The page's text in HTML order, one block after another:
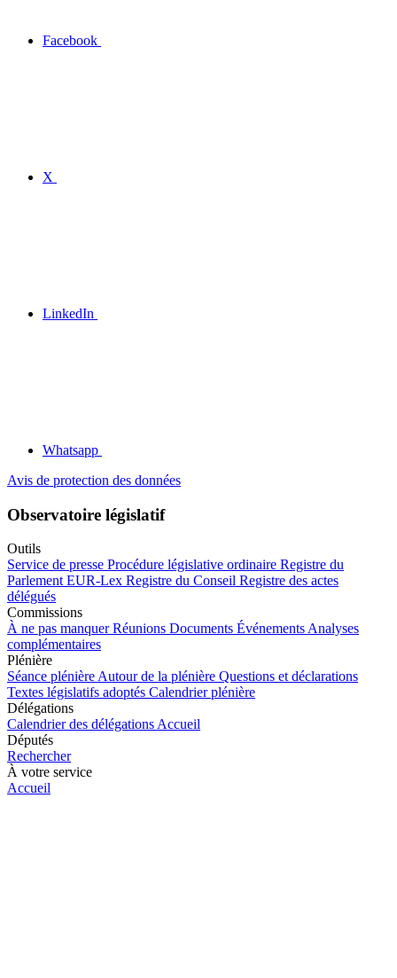
Facebook
X
LinkedIn
Whatsapp
Avis de protection des données
Observatoire législatif
Outils
Service de presse Procédure législative ordinaire Registre du
Parlement EUR-Lex Registre du Conseil Registre des actes
délégués
Commissions
À ne pas manquer Réunions Documents Événements Analyses
complémentaires
Plénière
Séance plénière Autour de la plénière Questions et déclarations
Textes législatifs adoptés Calendrier plénière
Délégations
Calendrier des délégations Accueil
Députés
Rechercher
À votre service
Accueil